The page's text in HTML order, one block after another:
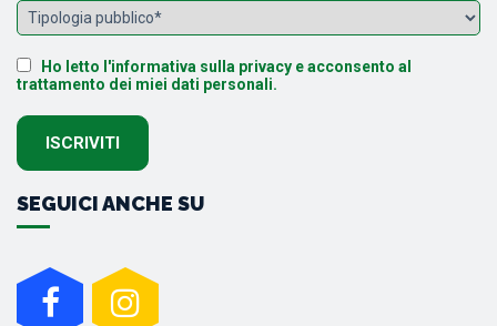
Ho letto l'informativa sulla privacy e acconsento al
trattamento dei miei dati personali.
SEGUICI ANCHE SU